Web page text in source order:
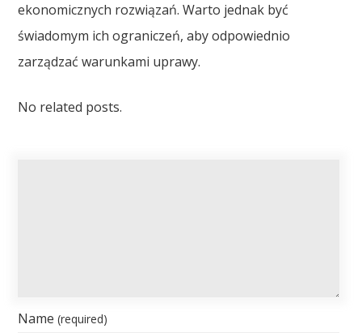
ekonomicznych rozwiązań. Warto jednak być
świadomym ich ograniczeń, aby odpowiednio
zarządzać warunkami uprawy.
No related posts.
Name(required)